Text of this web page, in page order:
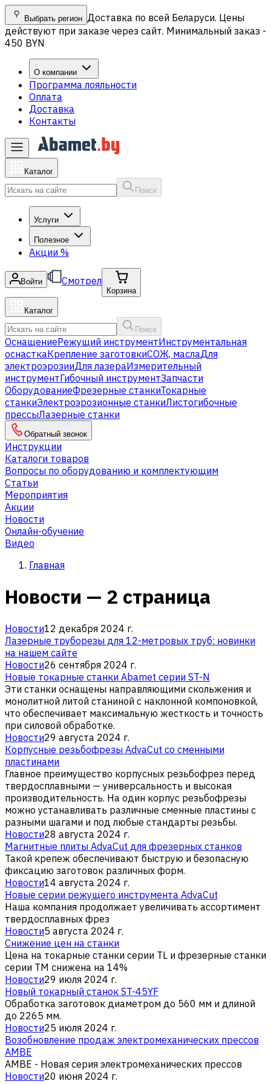
Выбрать регион Доставка по всей Беларуси. Цены
действуют при заказе через сайт. Минимальный заказ -
450 BYN
О компании
Программа лояльности
Оплата
Доставка
Контакты
Каталог
Поиск
Услуги
Полезное
Акции %
Войти Смотрел
Корзина
Каталог
Поиск
ОснащениеРежущий инструментИнструментальная
оснасткаКрепление заготовкиСОЖ, маслаДля
электроэрозииДля лазераИзмерительный
инструментГибочный инструментЗапчасти
ОборудованиеФрезерные станкиТокарные
станкиЭлектроэрозионные станкиЛистогибочные
прессыЛазерные станки
Обратный звонок
Инструкции
Каталоги товаров
Вопросы по оборудованию и комплектующим
Статьи
Мероприятия
Акции
Новости
Онлайн-обучение
Видео
Главная
Новости — 2 страница
Новости12 декабря 2024 г.
Лазерные труборезы для 12-метровых труб: новинки
на нашем сайте
Новости26 сентября 2024 г.
Новые токарные станки Abamet серии ST-N
Эти станки оснащены направляющими скольжения и
монолитной литой станиной с наклонной компоновкой,
что обеспечивает максимальную жесткость и точность
при силовой обработке.
Новости29 августа 2024 г.
Корпусные резьбофрезы AdvaCut со сменными
пластинами
Главное преимущество корпусных резьбофрез перед
твердосплавными — универсальность и высокая
производительность. На один корпус резьбофрезы
можно устанавливать различные сменные пластины с
разными шагами и под любые стандарты резьбы.
Новости28 августа 2024 г.
Магнитные плиты AdvaCut для фрезерных станков
Такой крепеж обеспечивают быструю и безопасную
фиксацию заготовок различных форм.
Новости14 августа 2024 г.
Новые серии режущего инструмента AdvaCut
Наша компания продолжает увеличивать ассортимент
твердосплавных фрез
Новости5 августа 2024 г.
Снижение цен на станки
Цена на токарные станки серии TL и фрезерные станки
серии TM снижена на 14%
Новости29 июля 2024 г.
Новый токарный станок ST-45YF
Обработка заготовок диаметром до 560 мм и длиной
до 2265 мм.
Новости25 июля 2024 г.
Возобновление продаж электромеханических прессов
AMBE
AMBE - Новая серия электромеханических прессов
Новости20 июня 2024 г.